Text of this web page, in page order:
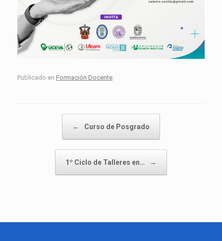
Publicado en Formación Docente.
← Curso de Posgrado
1º Ciclo de Talleres en… →